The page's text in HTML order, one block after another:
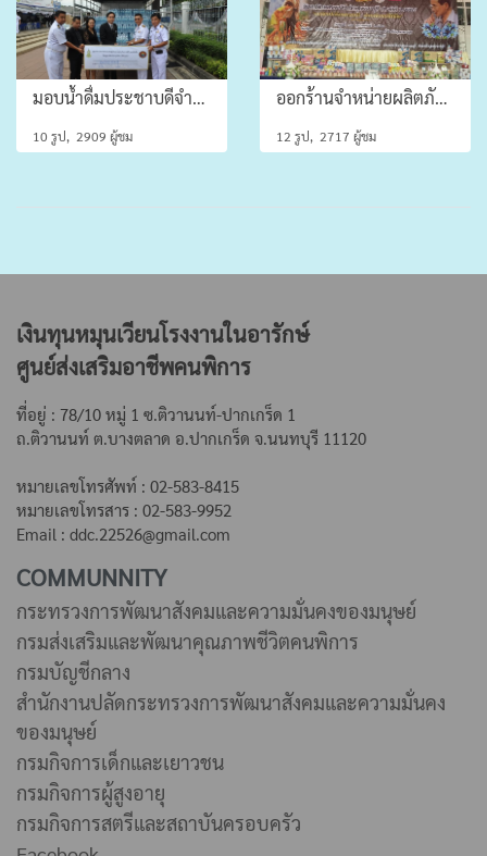
มอบน้ำดื่มประชาบดีจำนวน ๕๐๐ แพ็ค
10 รูป, 2909 ผู้ชม
ออกร้านจำหน่ายผลิตภัณฑ์ จังหวัดสุพรรณบุรี
12 รูป, 2717 ผู้ชม
เงินทุนหมุนเวียนโรงงานในอารักษ์
ศูนย์ส่งเสริมอาชีพคนพิการ
ที่อยู่ : 78/10 หมู่ 1 ซ.ติวานนท์-ปากเกร็ด 1
ถ.ติวานนท์ ต.บางตลาด อ.ปากเกร็ด จ.นนทบุรี 11120
หมายเลขโทรศัพท์ : 02-583-8415
หมายเลขโทรสาร : 02-583-9952
Email : ddc.22526@gmail.com
COMMUNNITY
กระทรวงการพัฒนาสังคมและความมั่นคงของมนุษย์
กรมส่งเสริมและพัฒนาคุณภาพชีวิตคนพิการ
กรมบัญชีกลาง
สำนักงานปลัดกระทรวงการพัฒนาสังคมและความมั่นคง
ของมนุษย์
กรมกิจการเด็กและเยาวชน
กรมกิจการผู้สูงอายุ
กรมกิจการสตรีและสถาบันครอบครัว